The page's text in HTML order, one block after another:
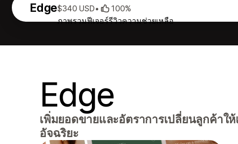
Edge
ภาพรวมฟีเจอร์รีวิวความช่วยเหลือ
$340 USD• 100%
Edge
เพิ่มยอดขายและอัตราการเปลี่ยนลูกค้า
อัจฉริยะ